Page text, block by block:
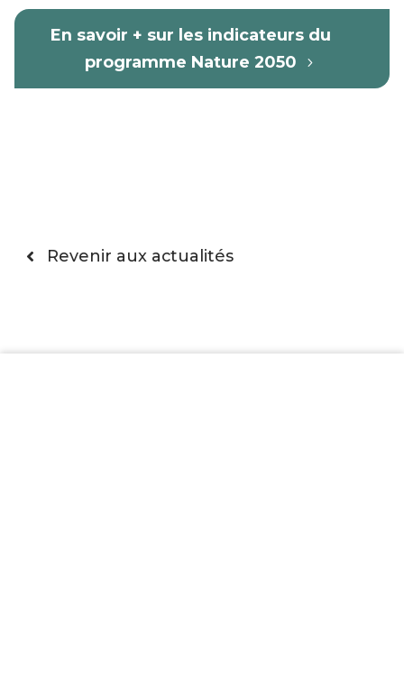
En savoir + sur les indicateurs du
programme Nature 2050
Revenir aux actualités